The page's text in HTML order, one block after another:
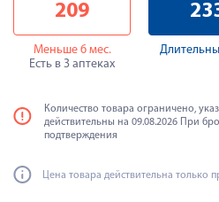
209
Меньше 6 мес.
Есть в 3 аптеках
Количество товара ограничено,
действительны на 09.08.2026 При
подтверждения
Цена товара действительна только